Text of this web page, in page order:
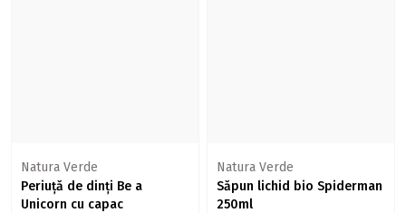
Natura Verde
Periuță de dinți Be a
Unicorn cu capac
Natura Verde
Săpun lichid bio Spiderman
250ml